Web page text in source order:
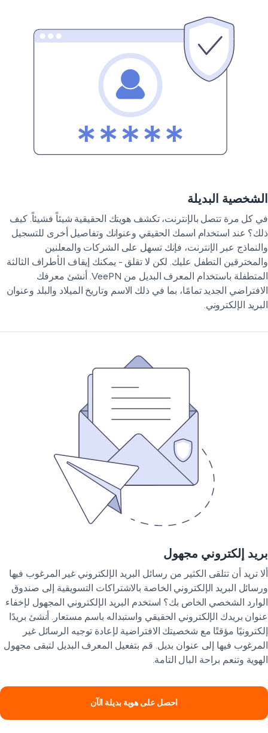
البديلة
كل مرة تتصل بالإنترنت، تكشف هويتك الحقيقية شيئاً فشيئاً. كيف
عند استخدام اسمك الحقيقي وعنوانك وتفاصيل أخرى للتسجيل
عبر الإنترنت، فإنك تسهل على الشركات والمعلنين
التطفل عليك. لكن لا تقلق - يمكنك إيقاف الأطراف الثالثة
المتطفلة باستخدام المعرف البديل من VeePN. أنشئ معرفك
الجديد تمامًا، بما في ذلك الاسم وتاريخ الميلاد والبلد وعنوان
الإلكتروني.
إلكتروني مجهول
تريد أن تتلقى الكثير من رسائل البريد الإلكتروني غير المرغوب فيها
البريد الإلكتروني الخاصة بالاشتراكات التسويقية إلى صندوق
الشخصي الخاص بك؟ استخدم البريد الإلكتروني المجهول لإخفاء
بريدك الإلكتروني الحقيقي واستبداله باسم مستعار. أنشئ بريدًا
مؤقتًا مع شخصيتك الافتراضية لإعادة توجيه الرسائل غير
فيها إلى عنوان بديل. قم بتفعيل المعرف البديل لتبقى مجهول
وتنعم براحة البال التامة.
احصل على هوية بديلة الآن